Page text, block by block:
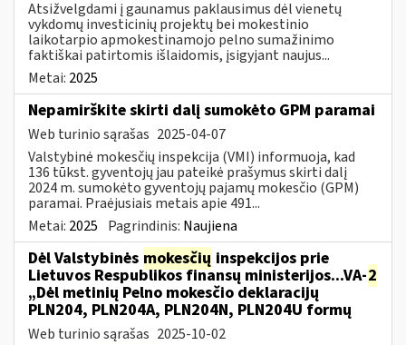
Atsižvelgdami į gaunamus paklausimus dėl vienetų
vykdomų investicinių projektų bei mokestinio
laikotarpio apmokestinamojo pelno sumažinimo
faktiškai patirtomis išlaidomis, įsigyjant naujus...
Metai: 2025
Nepamirškite skirti dalį sumokėto GPM paramai
Web turinio sąrašas 2025-04-07
Valstybinė mokesčių inspekcija (VMI) informuoja, kad
136 tūkst. gyventojų jau pateikė prašymus skirti dalį
2024 m. sumokėto gyventojų pajamų mokesčio (GPM)
paramai. Praėjusiais metais apie 491...
Metai: 2025 Pagrindinis: Naujiena
Dėl Valstybinės mokesčių inspekcijos prie
Lietuvos Respublikos finansų ministerijos...VA-2
„Dėl metinių Pelno mokesčio deklaracijų
PLN204, PLN204A, PLN204N, PLN204U formų
Web turinio sąrašas 2025-10-02